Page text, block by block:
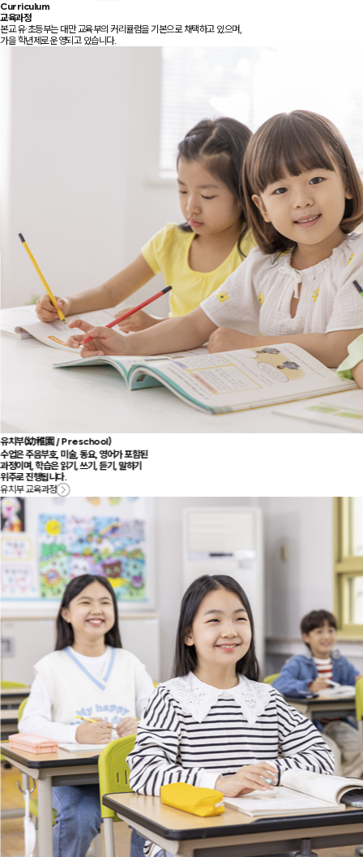
Curriculum
교육과정
본교 유·초등부는 대만 교육부의 커리큘럼을 기본으로 채택하고 있으며,
가을 학년제로 운영되고 있습니다.
유치부(幼稚園 / Preschool)
수업은 주음부호, 미술, 동요, 영어가 포함된
과정이며, 학습은 읽기, 쓰기, 듣기, 말하기
위주로 진행됩니다.
유치부 교육과정